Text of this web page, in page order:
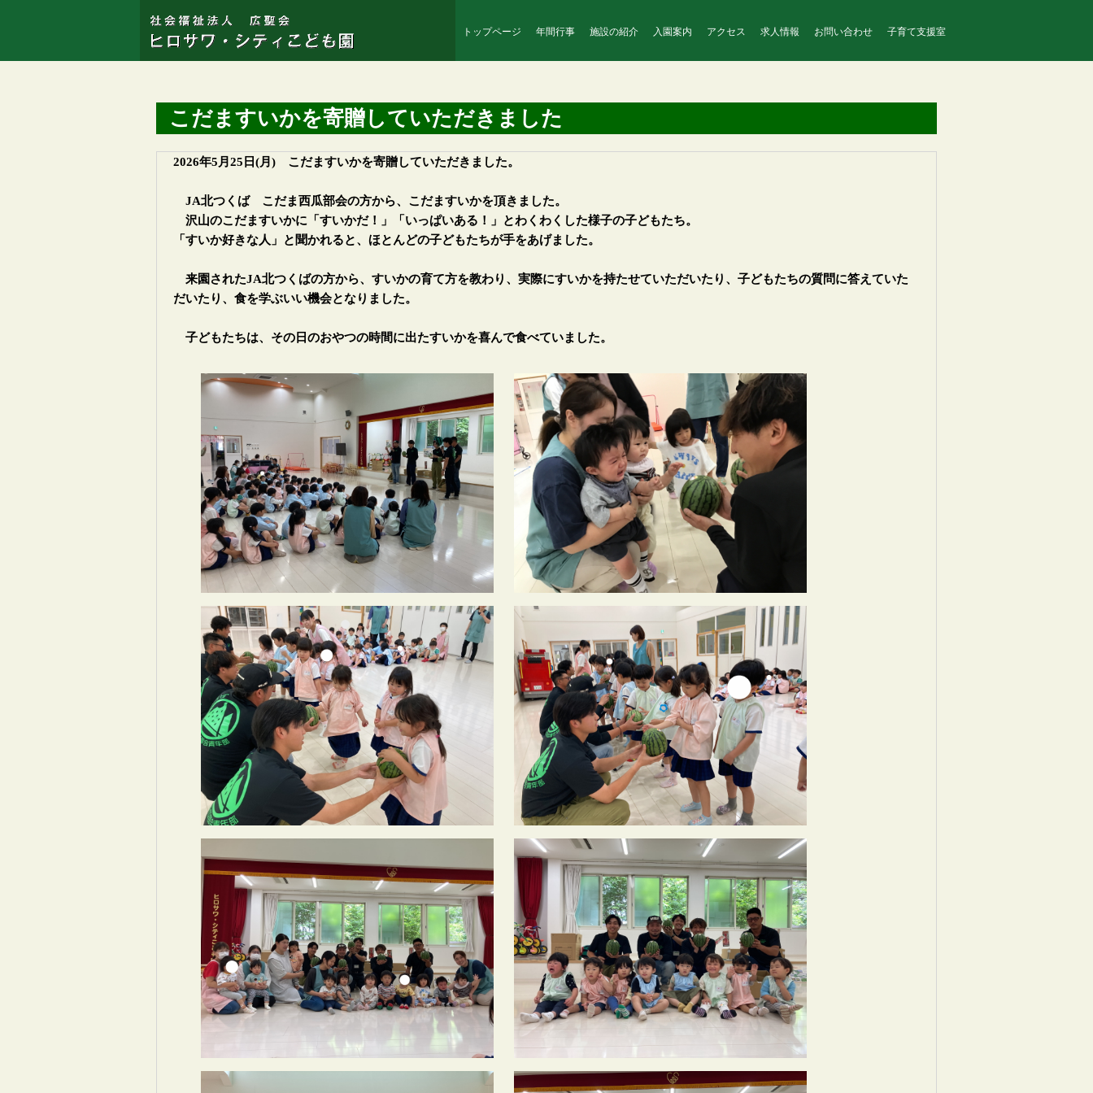
トップページ 年間行事 施設の紹介 入園案内 アクセス 求人情報 お問い合わせ 子育て支援室
こだますいかを寄贈していただきました
2026年5月25日(月) こだますいかを寄贈していただきました。
JA北つくば こだま西瓜部会の方から、こだますいかを頂きました。
沢山のこだますいかに「すいかだ！」「いっぱいある！」とわくわくした様子の子どもたち。
「すいか好きな人」と聞かれると、ほとんどの子どもたちが手をあげました。
来園されたJA北つくばの方から、すいかの育て方を教わり、実際にすいかを持たせていただいたり、子どもたちの質問に答えていた
だいたり、食を学ぶいい機会となりました。
子どもたちは、その日のおやつの時間に出たすいかを喜んで食べていました。